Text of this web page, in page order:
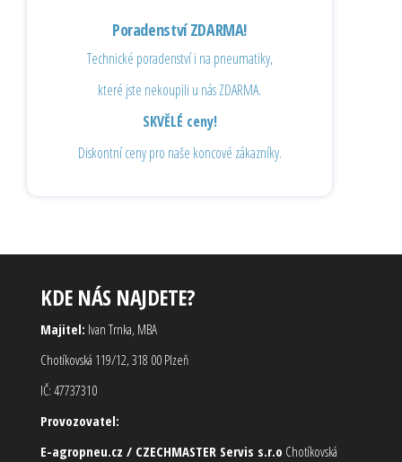
Poradenství ZDARMA!
Technické poradenství i na pneumatiky,
které jste nekoupili u nás ZDARMA.
SKVĚLÉ ceny!
Diskontní ceny pro naše koncové zákazníky.
KDE NÁS NAJDETE?
Majitel: Ivan Trnka, MBA
Chotíkovská 119/12, 318 00 Plzeň
IČ: 47737310
Provozovatel:
E-agropneu.cz / CZECHMASTER Servis s.r.o Chotíkovská